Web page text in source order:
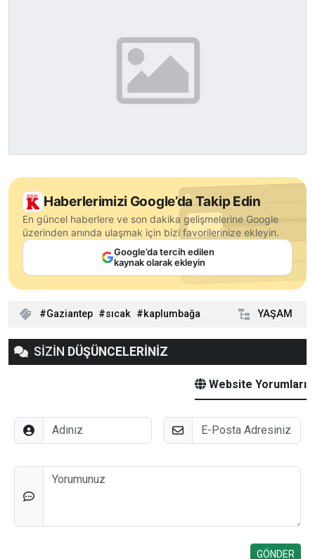
Haberlerimizi Google’da Takip Edin
En güncel haberlere ve son dakika gelişmelerine Google
üzerinden anında ulaşmak için bizi favorilerinize ekleyin.
Google’da tercih edilen
kaynak olarak ekleyin
Gaziantep sıcak kaplumbağa YAŞAM
SİZİN DÜŞÜNCELERİNİZ
Website Yorumları
Adınız E-Posta
Düşünceleriniz